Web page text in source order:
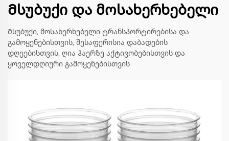
Მსუბუქი და მოსახერხებელი
Მსუბუქი, მოსახერხებელი ტრანსპორტირებისა და
გამოყენებისთვის, შესაფერისია დაბადების
დღეებისთვის, ღია ჰაერზე აქტივობებისთვის და
ყოველდღიური გამოყენებისთვის